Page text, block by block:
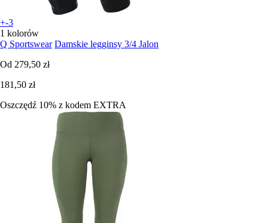
+-3
1 kolorów
Q Sportswear Damskie legginsy 3/4 Jalon
Od 279,50 zł
181,50 zł
Oszczędź 10% z kodem EXTRA